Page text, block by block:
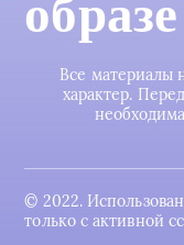
Все материалы
характер.
© 2022.
только с активной